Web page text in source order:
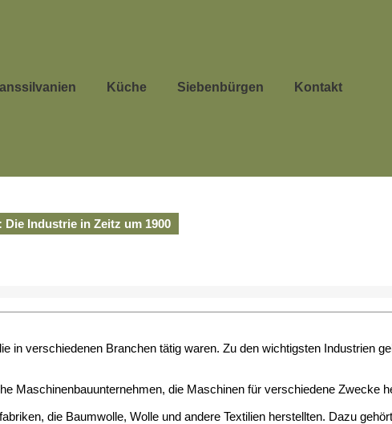
Küche Siebenbürgen Kontakt
Die Industrie in Zeitz um 1900
in verschiedenen Branchen tätig waren. Zu den wichtigsten Industrien
Maschinenbauunternehmen, die Maschinen für verschiedene Zwecke
die Baumwolle, Wolle und andere Textilien herstellten. Dazu